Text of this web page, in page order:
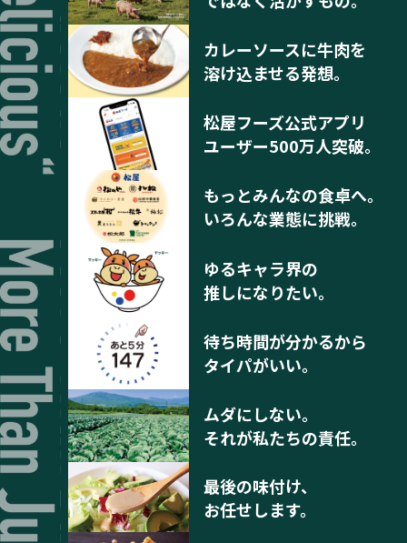
カレーソースに牛肉を
溶け込ませる発想。
松屋フーズ公式アプリ
ユーザー500万人突破。
もっとみんなの食卓へ。
いろんな業態に挑戦。
ゆるキャラ界の
推しになりたい。
待ち時間が分かるから
タイパがいい。
ムダにしない。
それが私たちの責任。
最後の味付け、
お任せします。